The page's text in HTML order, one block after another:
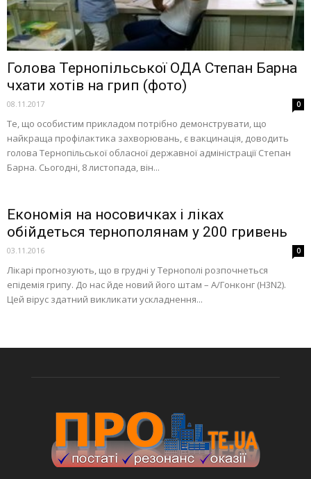
Голова Тернопільської ОДА Степан Барна
чхати хотів на грип (фото)
08.11.2017 0
Те, що особистим прикладом потрібно демонструвати, що
найкраща профілактика захворювань, є вакцинація, доводить
голова Тернопільської обласної державної адміністрації Степан
Барна. Сьогодні, 8 листопада, він...
Економія на носовичках і ліках
обійдеться тернополянам у 200 гривень
03.11.2016 0
Лікарі прогнозують, що в грудні у Тернополі розпочнеться
епідемія грипу. До нас йде новий його штам – А/Гонконг (H3N2).
Цей вірус здатний викликати ускладнення...